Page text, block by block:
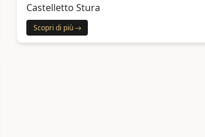
Castelletto Stura
Scopri di più →